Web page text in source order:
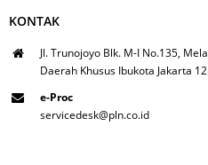
KONTAK
Jl. Trunojoyo Blk. M-I No.135,
Daerah Khusus Ibukota Jakarta
e-Proc
servicedesk@pln.co.id